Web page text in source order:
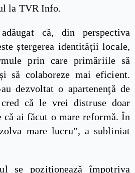
la TVR Info.
că, din perspectiva
ștergerea identității locale,
prin care primăriile să
să colaboreze mai eficient.
dezvoltat o apartenenţă de
că le vrei distruse doar
că ai făcut o mare reformă. În
mare lucru”, a subliniat
se poziționează împotriva